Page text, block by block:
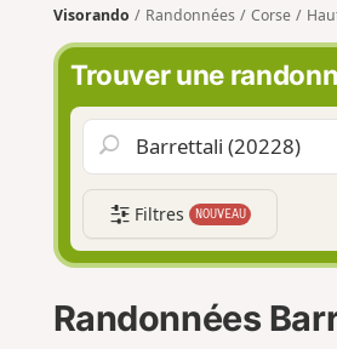
Visorando Randonnées Corse
Trouver une
Filtres NOUVEAU
Randonnées